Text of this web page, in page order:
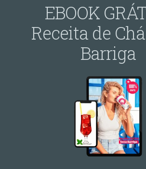
EBOOK
Receita de
Barriga